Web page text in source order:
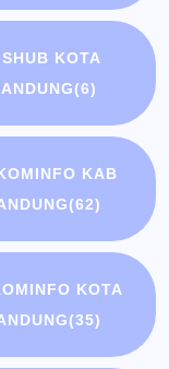
KOTA
(6)
KAB
(62)
KOTA
(35)